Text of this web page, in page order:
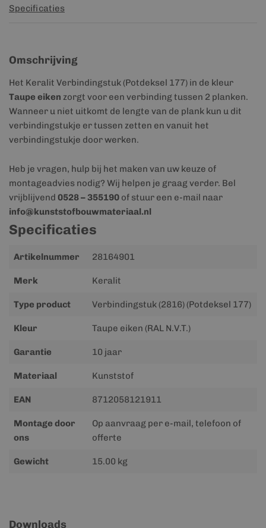
Specificaties
Omschrijving
Het Keralit Verbindingstuk (Potdeksel 177) in de kleur
Taupe eiken zorgt voor een verbinding tussen 2 planken.
Wanneer u niet uitkomt de lengte van de plank kun u dit
verbindingstukje er tussen zetten en vanuit het
verbindingstukje door werken.
Heb je vragen, hulp bij het maken van uw keuze of
montageadvies nodig? Wij helpen je graag verder. Bel
vrijblijvend 0528 – 355190 of stuur een e-mail naar
info@kunststofbouwmateriaal.nl
Specificaties
Meer
Artikelnummer 28164901
Merk Keralit
Type product Verbindingstuk (2816) (Potdeksel 177)
Kleur Taupe eiken (RAL N.V.T.)
Garantie 10 jaar
Materiaal Kunststof
EAN 8712058121911
Montage door
ons
Op aanvraag per e-mail, telefoon of
offerte
Gewicht 15.00 kg
Downloads